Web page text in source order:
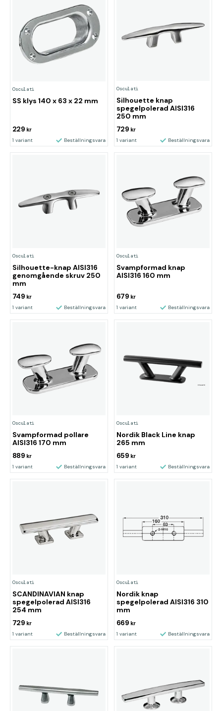
Osculati
SS klys 140 x 63 x 22 mm
229 kr
1 variant Beställningsvara
Osculati
Silhouette knap
spegelpolerad AISI316
250 mm
729 kr
1 variant Beställningsvara
Osculati
Silhouette-knap AISI316
genomgående skruv 250
mm
749 kr
1 variant Beställningsvara
Osculati
Svampformad knap
AISI316 160 mm
679 kr
1 variant Beställningsvara
Osculati
Svampformad pollare
AISI316 170 mm
889 kr
1 variant Beställningsvara
Osculati
Nordik Black Line knap
265 mm
659 kr
1 variant Beställningsvara
Osculati
SCANDINAVIAN knap
spegelpolerad AISI316
254 mm
729 kr
1 variant Beställningsvara
Osculati
Nordik knap
spegelpolerad AISI316 310
mm
669 kr
1 variant Beställningsvara